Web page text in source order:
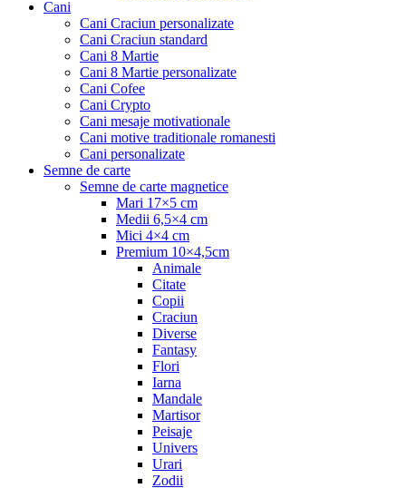
Cani
Cani Craciun personalizate
Cani Craciun standard
Cani 8 Martie
Cani 8 Martie personalizate
Cani Cofee
Cani Crypto
Cani mesaje motivationale
Cani motive traditionale romanesti
Cani personalizate
Semne de carte
Semne de carte magnetice
Mari 17×5 cm
Medii 6,5×4 cm
Mici 4×4 cm
Premium 10×4,5cm
Animale
Citate
Copii
Craciun
Diverse
Fantasy
Flori
Iarna
Mandale
Martisor
Peisaje
Univers
Urari
Zodii